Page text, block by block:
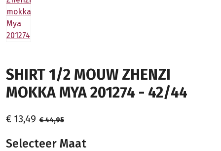
SHIRT 1/2 MOUW ZHENZI
MOKKA MYA 201274 - 42/44
€ 13,49 € 44,95
Selecteer Maat